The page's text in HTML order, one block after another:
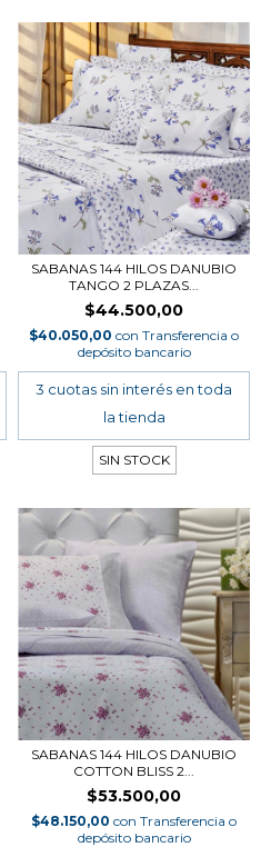
SABANAS 144 HILOS DANUBIO
TANGO 2 PLAZAS...
$44.500,00
$40.050,00 con Transferencia o
depósito bancario
SIN STOCK
SABANAS 144 HILOS DANUBIO
COTTON BLISS 2...
$53.500,00
$48.150,00 con Transferencia o
depósito bancario